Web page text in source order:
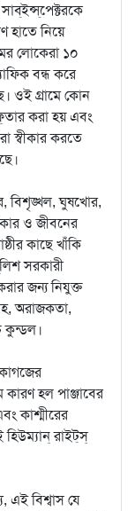
হাতে নিয়ে
লোকেরা ১০
বন্ধ করে
ওই গ্রামে কোন
করা হয় এবং
স্বীকার করতে
বিশৃঙ্খল, ঘুষখোর,
ও জীবনের
কাছে খাঁকি
সরকারী
জন্য নিযুক্ত
অরাজকতা,
কুন্ডল।
হল পাঞ্জাবের
কাশ্মীরের
রাইট্‌স্‌
এই বিশ্বাস যে